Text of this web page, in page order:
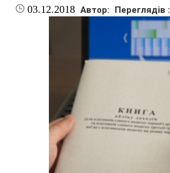
03.12.2018 Автор: Переглядів :